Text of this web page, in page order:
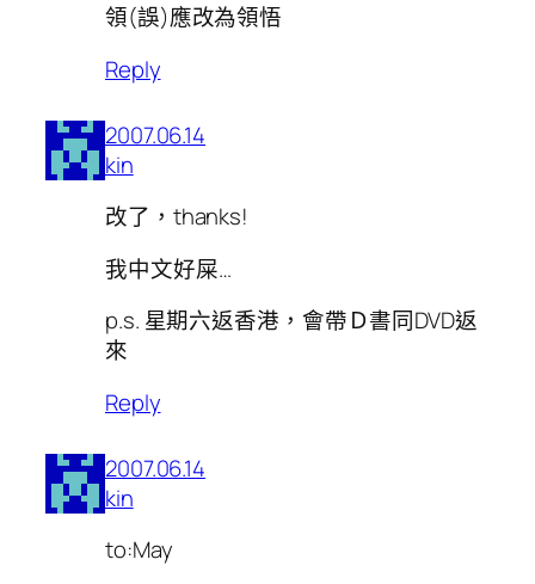
領(誤)應改為領悟
Reply
2007.06.14
kin
改了，thanks!
我中文好屎…
p.s. 星期六返香港，會帶Ｄ書同DVD返
來
Reply
2007.06.14
kin
to:May